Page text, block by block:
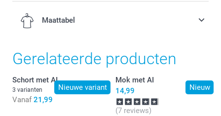
Maattabel
70 cm
49,5 cm
Gerelateerde producten
Nieuwe variant
Schort met AI
3 varianten
Vanaf 21,99
Nieuw
Mok met AI
14,99
(7 reviews)